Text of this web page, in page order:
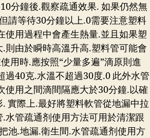
分鐘後.觀察疏通效果. 如果仍然無
請等待30分鐘以上.0需要注意塑料
使用過程中會產生熱量.並且如果塑
則由於瞬時高溫升高.塑料管可能會
用時.應按照“少量多遍”滴原則進
過40克.水溫不超過30度.0 此外水管
使用之間滴間隔應大於30分鐘.以確
實際上.最好將塑料軟管從地漏中拉
水管疏通剂使用方法可用於清潔跟
池.地漏.衛生間.水管疏通剂使用方